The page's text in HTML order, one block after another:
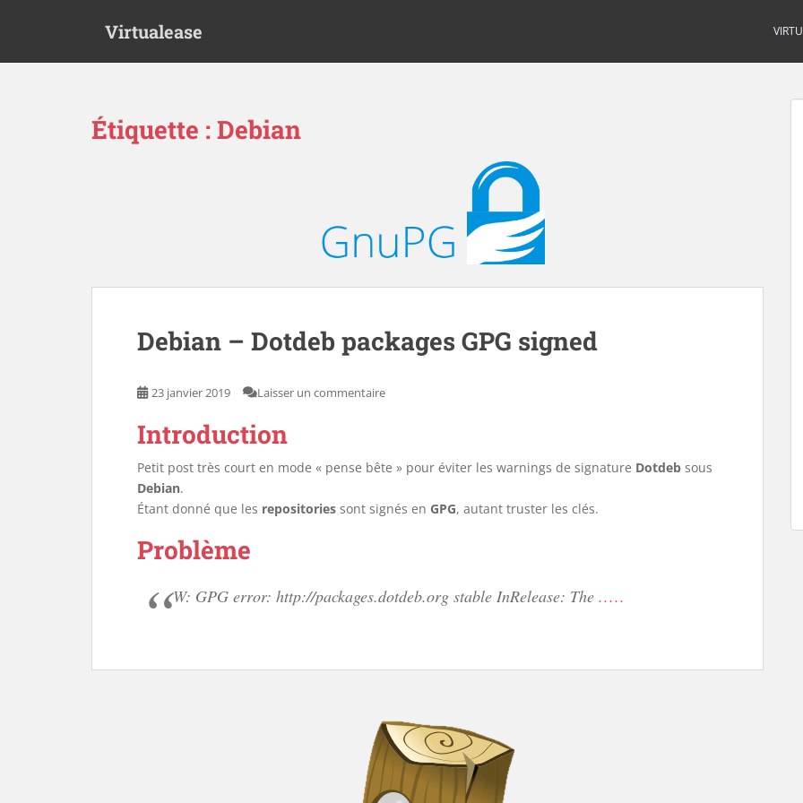
Virtualease
Étiquette :Debian
Debian – Dotdeb packages GPG signed
23 janvier 2019 Laisser un commentaire
Introduction
Petit post très court en mode « pense bête » pour éviter les warnings de signature Dotdeb sous
Debian.
Étant donné que les repositories sont signés en GPG, autant truster les clés.
Problème
W: GPG error: http://packages.dotdeb.org stable InRelease: The .....